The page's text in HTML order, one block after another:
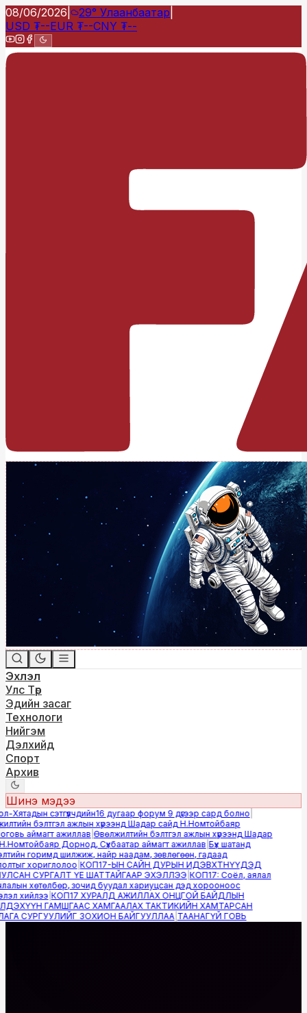
08/06/2026 29° Улаанбаатар
USD ₮--EUR ₮--CNY ₮--
Эхлэл
Улс Төр
Эдийн засаг
Технологи
Нийгэм
Дэлхийд
Спорт
Архив
Шинэ мэдээ
сэтгүүлчдийн16 дугаар форум 9 дүгээр сард болно|
бэлтгэл ажлын хүрээнд Шадар сайд Н.Номтойбаяр
аймагт ажиллав|Өвөлжилтийн бэлтгэл ажлын хүрээнд Шадар
Дорнод, Сүхбаатар аймагт ажиллав|Бүх шатанд
горимд шилжиж, найр наадам, зөвлөгөөн, гадаад
хориглолоо|КОП17-ЫН САЙН ДУРЫН ИДЭВХТНҮҮДЭД
СУРГАЛТ ҮЕ ШАТТАЙГААР ЭХЭЛЛЭЭ|КОП17: Соёл, аялал
хөтөлбөр, зочид буудал хариуцсан дэд хорооноос
хийлээ|КОП17 ХУРАЛД АЖИЛЛАХ ОНЦГОЙ БАЙДЛЫН
ГАМШГААС ХАМГААЛАХ ТАКТИКИЙН ХАМТАРСАН
СУРГУУЛИЙГ ЗОХИОН БАЙГУУЛЛАА|ТААНАГҮЙ ГОВЬ